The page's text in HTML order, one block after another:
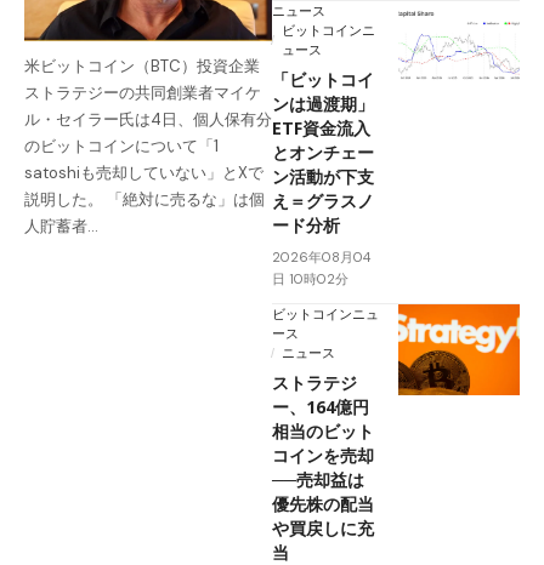
米ビットコイン（BTC）投資企業
ストラテジーの共同創業者マイケ
ル・セイラー氏は4日、個人保有分
のビットコインについて「1
satoshiも売却していない」とXで
説明した。 「絶対に売るな」は個
人貯蓄者…
ニュース
ビットコインニ
ュース
「ビットコイ
ンは過渡期」
ETF資金流入
とオンチェー
ン活動が下支
え＝グラスノ
ード分析
2026年08月04
日 10時02分
ビットコインニュ
ース
ニュース
ストラテジ
ー、164億円
相当のビット
コインを売却
──売却益は
優先株の配当
や買戻しに充
当